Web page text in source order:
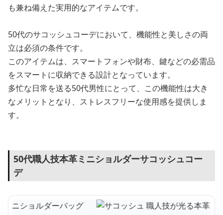
も兼ね備えた実用的なアイテムです。
50代のサコッシュコーデにおいて、機能性と美しさの両
立は必須の条件です。
このアイテムは、スマートフォンや財布、鍵などの必需品
をスマートに収納できる設計となっています。
多忙な日常を送る50代男性にとって、この機能性は大き
なメリットとなり、ストレスフリーな使用感を提供しま
す。
50代職人技本革ミニショルダーサコッシュコー
デ